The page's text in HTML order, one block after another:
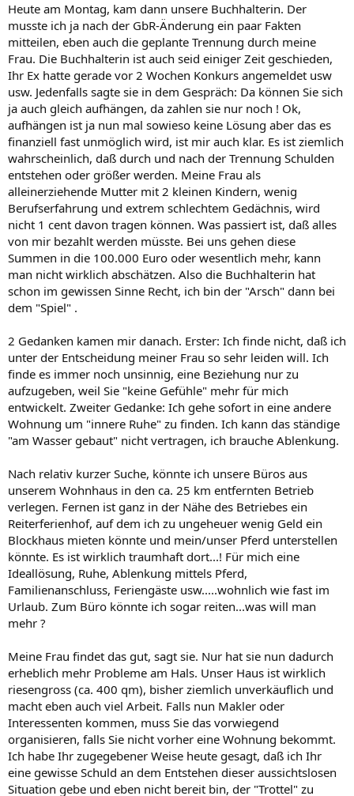
Heute am Montag, kam dann unsere Buchhalterin. Der
musste ich ja nach der GbR-Änderung ein paar Fakten
mitteilen, eben auch die geplante Trennung durch meine
Frau. Die Buchhalterin ist auch seid einiger Zeit geschieden,
Ihr Ex hatte gerade vor 2 Wochen Konkurs angemeldet usw
usw. Jedenfalls sagte sie in dem Gespräch: Da können Sie sich
ja auch gleich aufhängen, da zahlen sie nur noch ! Ok,
aufhängen ist ja nun mal sowieso keine Lösung aber das es
finanziell fast unmöglich wird, ist mir auch klar. Es ist ziemlich
wahrscheinlich, daß durch und nach der Trennung Schulden
entstehen oder größer werden. Meine Frau als
alleinerziehende Mutter mit 2 kleinen Kindern, wenig
Berufserfahrung und extrem schlechtem Gedächnis, wird
nicht 1 cent davon tragen können. Was passiert ist, daß alles
von mir bezahlt werden müsste. Bei uns gehen diese
Summen in die 100.000 Euro oder wesentlich mehr, kann
man nicht wirklich abschätzen. Also die Buchhalterin hat
schon im gewissen Sinne Recht, ich bin der "Arsch" dann bei
dem "Spiel" .
2 Gedanken kamen mir danach. Erster: Ich finde nicht, daß ich
unter der Entscheidung meiner Frau so sehr leiden will. Ich
finde es immer noch unsinnig, eine Beziehung nur zu
aufzugeben, weil Sie "keine Gefühle" mehr für mich
entwickelt. Zweiter Gedanke: Ich gehe sofort in eine andere
Wohnung um "innere Ruhe" zu finden. Ich kann das ständige
"am Wasser gebaut" nicht vertragen, ich brauche Ablenkung.
Nach relativ kurzer Suche, könnte ich unsere Büros aus
unserem Wohnhaus in den ca. 25 km entfernten Betrieb
verlegen. Fernen ist ganz in der Nähe des Betriebes ein
Reiterferienhof, auf dem ich zu ungeheuer wenig Geld ein
Blockhaus mieten könnte und mein/unser Pferd unterstellen
könnte. Es ist wirklich traumhaft dort...! Für mich eine
Ideallösung, Ruhe, Ablenkung mittels Pferd,
Familienanschluss, Feriengäste usw.....wohnlich wie fast im
Urlaub. Zum Büro könnte ich sogar reiten...was will man
mehr ?
Meine Frau findet das gut, sagt sie. Nur hat sie nun dadurch
erheblich mehr Probleme am Hals. Unser Haus ist wirklich
riesengross (ca. 400 qm), bisher ziemlich unverkäuflich und
macht eben auch viel Arbeit. Falls nun Makler oder
Interessenten kommen, muss Sie das vorwiegend
organisieren, falls Sie nicht vorher eine Wohnung bekommt.
Ich habe Ihr zugegebener Weise heute gesagt, daß ich Ihr
eine gewisse Schuld an dem Entstehen dieser aussichtslosen
Situation gebe und eben nicht bereit bin, der "Trottel" zu